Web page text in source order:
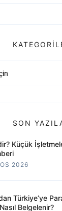
SON
Küçük
2026
Türkiye’ye
Belgelenir?